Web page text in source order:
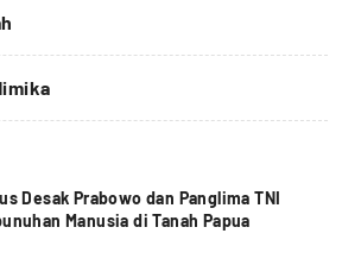
Desak Prabowo dan Panglima TNI
Manusia di Tanah Papua